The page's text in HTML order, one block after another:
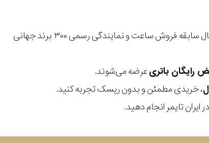
با بیش از ۱۵ سال سابقه فروش ساعت و نمایندگی رسمی ۳۰۰ برند جهانی
عرضه می‌شوند.
، خریدی مطمئن و بدون ریسک تجربه کنید.
ایران تایمر انجام دهید.